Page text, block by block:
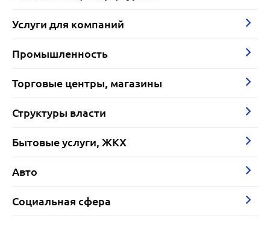
Услуги для компаний
Промышленность
Торговые центры, магазины
Структуры власти
Бытовые услуги, ЖКХ
Авто
Социальная сфера